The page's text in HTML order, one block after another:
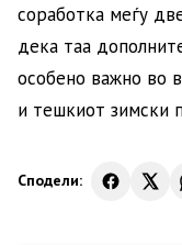
соработка меѓу
дека таа
особено важно во
и тешкиот зимски
Сподели: